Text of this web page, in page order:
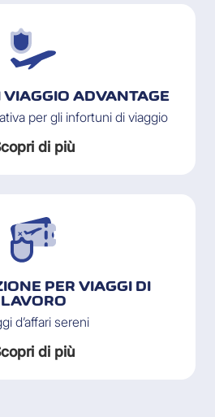
VIAGGIO ADVANTAGE
per gli infortuni di viaggio
di più
PER VIAGGI DI
LAVORO
d’affari sereni
di più